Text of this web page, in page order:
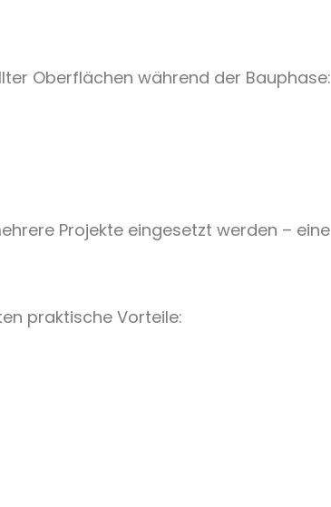
Oberflächen während der Bauphase:
Projekte eingesetzt werden – eine
praktische Vorteile: